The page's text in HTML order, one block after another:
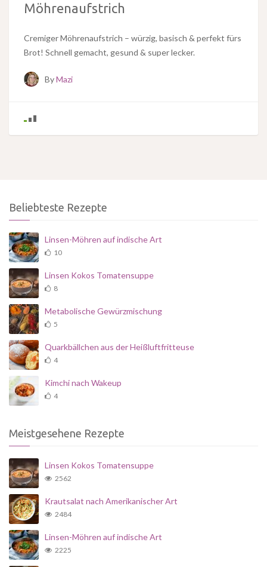
Möhrenaufstrich
Cremiger Möhrenaufstrich – würzig, basisch & perfekt fürs
Brot! Schnell gemacht, gesund & super lecker.
ByMazi
Beliebteste Rezepte
Linsen-Möhren auf indische Art
10
Linsen Kokos Tomatensuppe
8
Metabolische Gewürzmischung
5
Quarkbällchen aus der Heißluftfritteuse
4
Kimchi nach Wakeup
4
Meistgesehene Rezepte
Linsen Kokos Tomatensuppe
2562
Krautsalat nach Amerikanischer Art
2484
Linsen-Möhren auf indische Art
2225